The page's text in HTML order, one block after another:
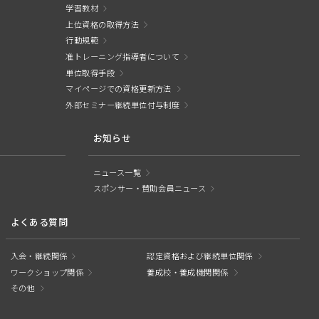
学習教材
上位資格の取得方法
行動規範
准トレーニング指導者について
単位取得手段
マイページでの資格更新方法
外部セミナー継続単位付与制度
お知らせ
ニュース一覧
スポンサー・賛助会員ニュース
よくある質問
入会・継続関係
認定資格および継続単位関係
ワークショップ関係
養成校・養成機関関係
その他